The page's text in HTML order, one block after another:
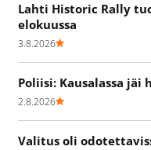
Lahti Historic Rally
elokuussa
3.8.2026
Poliisi: Kausalassa
2.8.2026
Valitus oli